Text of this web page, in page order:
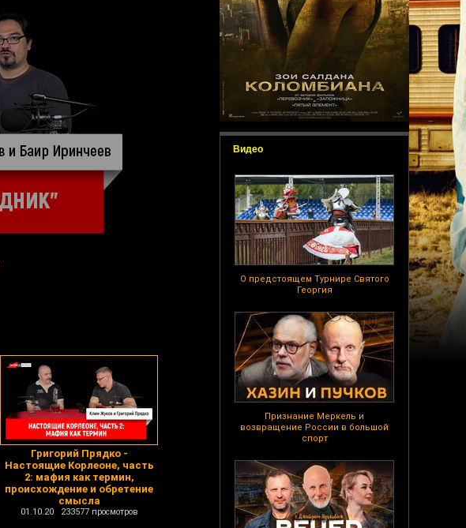
Видео
О предстоящем Турнире Святого
Георгия
Признание Меркель и
возвращение России в большой
спорт
Григорий Прядко -
Настоящие Корлеоне, часть
2: мафия как термин,
происхождение и обретение
смысла
01.10.20 233577 просмотров